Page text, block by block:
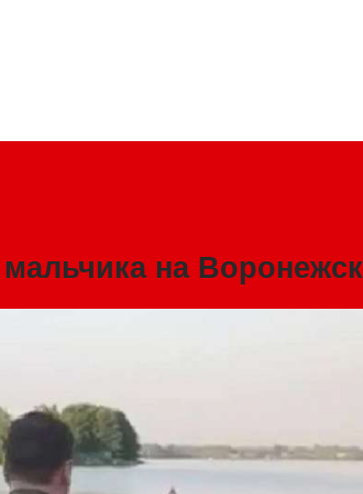
мальчика на